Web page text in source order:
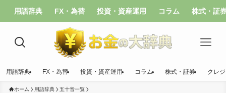
用語辞典 FX・為替 投資・資産運用 コラム 株式・証
用語辞典 FX・為替 投資・資産運用 コラム 株式・証券 クレ
ホーム 用語辞典 五十音一覧